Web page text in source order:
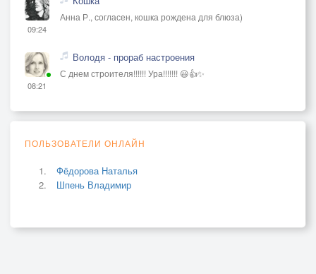
09:24
Анна Р., согласен, кошка рождена для блюза)
08:21
Володя - прораб настроения
С днем строителя!!!!!! Ура!!!!!!! 😃👍✨
ПОЛЬЗОВАТЕЛИ ОНЛАЙН
Фёдорова Наталья
Шпень Владимир